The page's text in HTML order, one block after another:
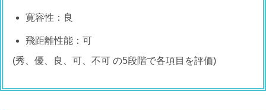
寛容性：良
飛距離性能：可
(秀、優、良、可、不可 の5段階で各項目を評価)